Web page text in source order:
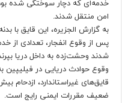
خدمه‌ای که دچار سوختگی شده
امن منتقل شدند.
به گزارش الجزیره، این قایق با
پس از وقوع انفجار، تعدادی از
شدند وحشت‌زده به داخل دریا
وقوع حوادث دریایی در فیلیپین
قایق‌های غیراستاندارد، ازدحام
ضعیف مقررات ایمنی رایج است.